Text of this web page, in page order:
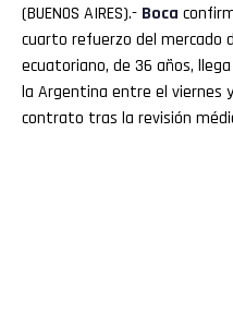
(BUENOS AIRES).- Boca
cuarto refuerzo del mercado
ecuatoriano, de 36 años,
la Argentina entre el viernes
contrato tras la revisión